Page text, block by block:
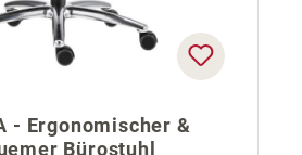
- Ergonomischer &
Bürostuhl